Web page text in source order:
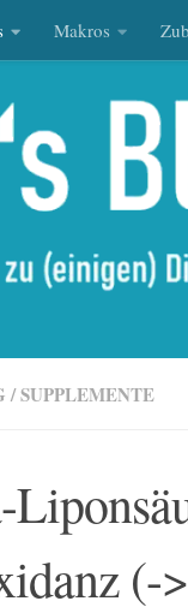
Makros
/SUPPLEMENTE
(-